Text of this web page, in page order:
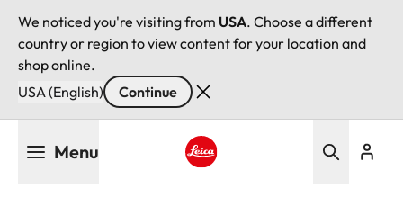
We noticed you're visiting from USA. Choose a different
country or region to view content for your location and
shop online.
USA (English)
Continue
Menu